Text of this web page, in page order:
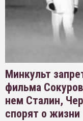
Минкульт
фильма
нем Сталин,
спорят о жизни